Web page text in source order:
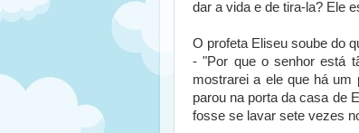
dar a vida e de tira-la? Ele
O profeta Eliseu soube do
- "Por que o senhor está
mostrarei a ele que há
parou na porta da casa de
fosse se lavar sete vezes